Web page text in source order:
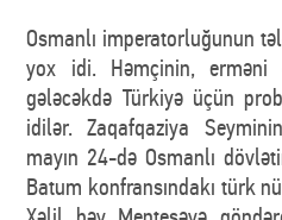
Osmanlı imperatorluğunun
yox idi. Həmçinin, erməni
gələcəkdə Türkiyə üçün
idilər. Zaqafqaziya
mayın 24-də Osmanlı
Batum konfransındakı türk